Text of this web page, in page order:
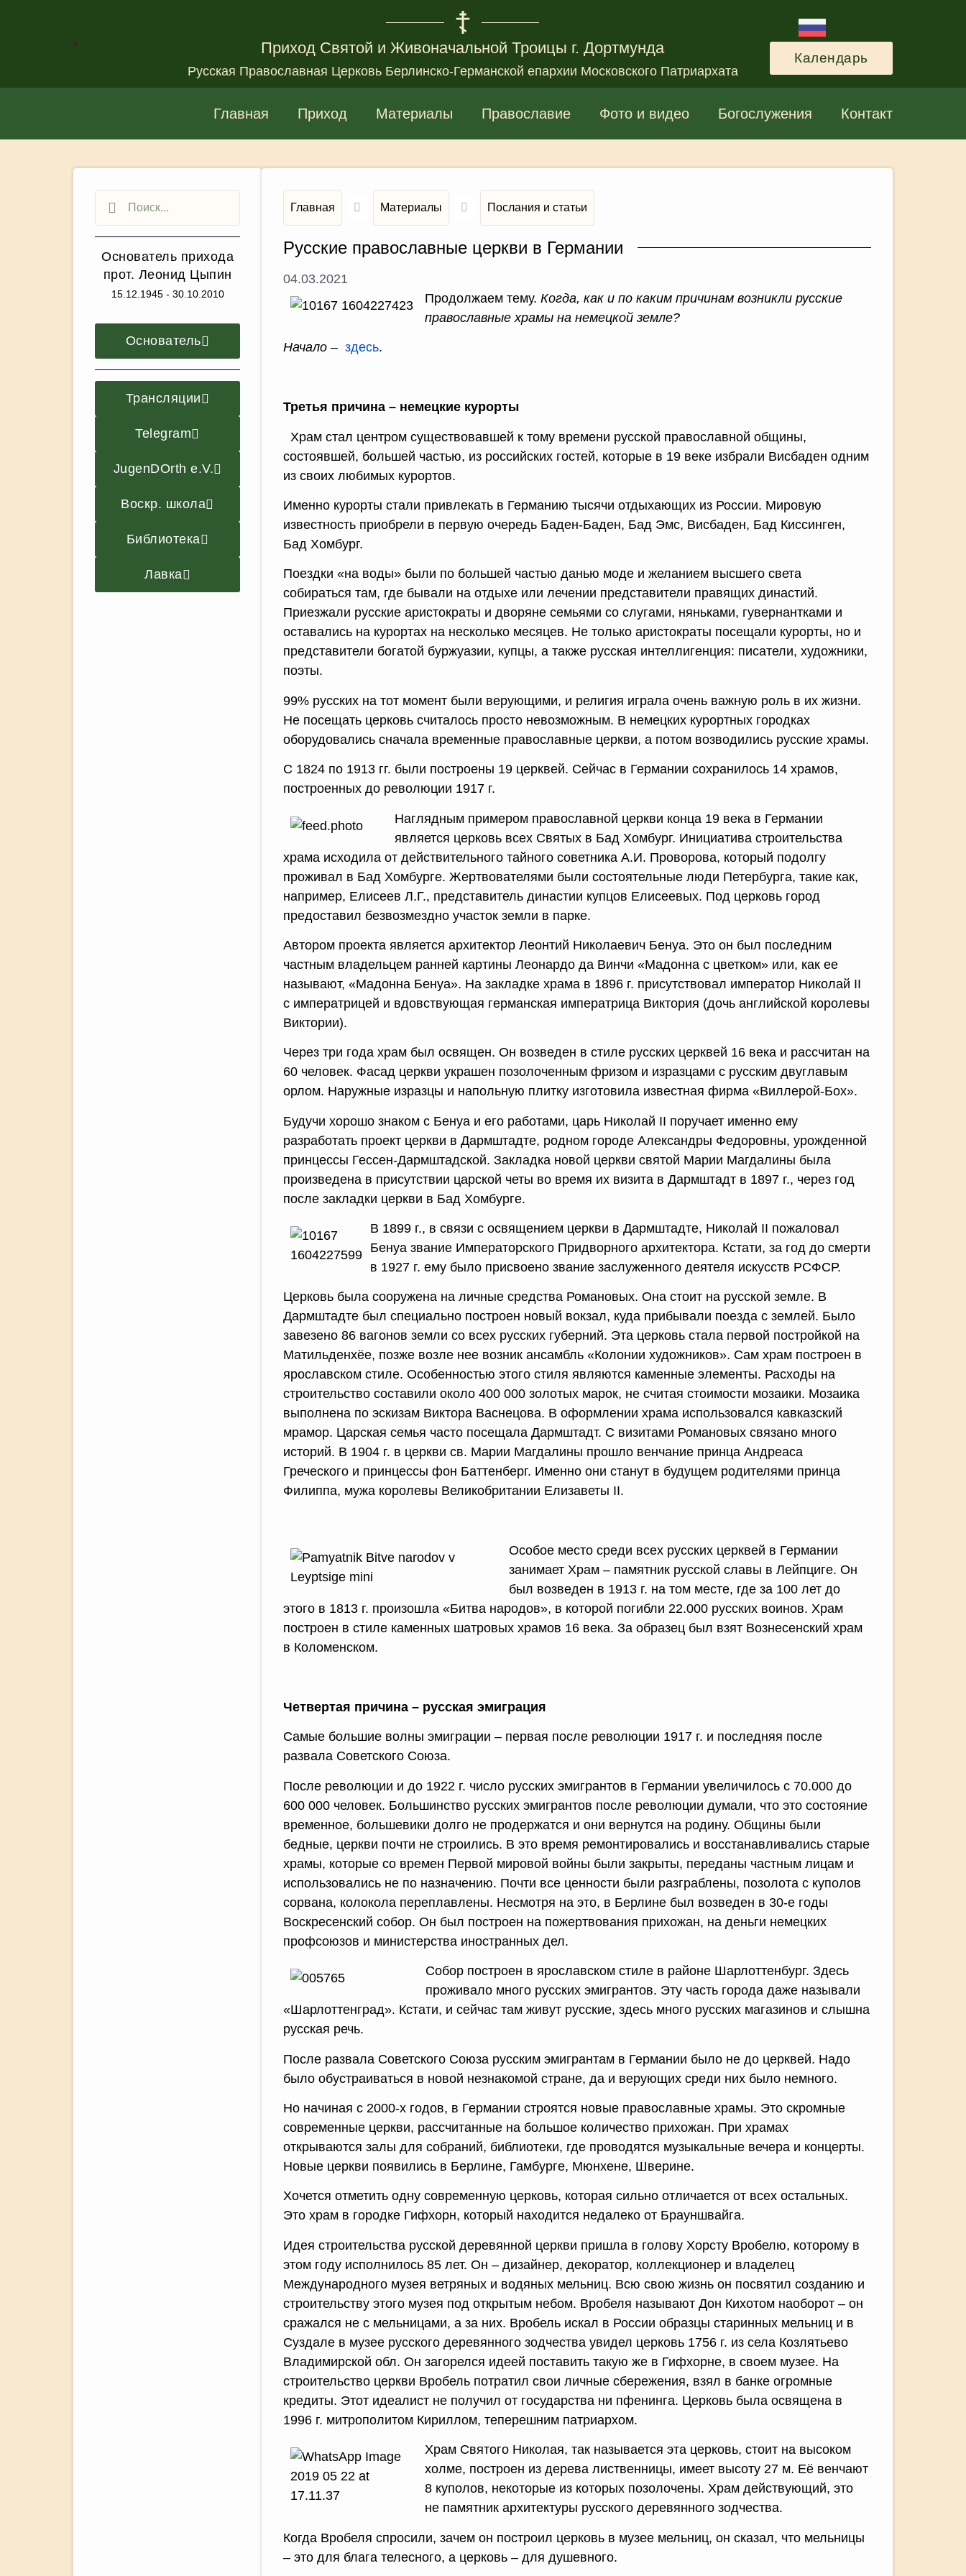
Приход Святой и Живоначальной Троицы г. Дортмунда
Русская Православная Церковь Берлинско-Германской епархии Московского Патриархата
Календарь
Главная Приход Материалы Православие Фото и видео Богослужения Контакт
Основатель прихода
прот. Леонид Цыпин
15.12.1945 - 30.10.2010
Основатель
Трансляции
Telegram
JugenDOrth e.V.
Воскр. школа
Библиотека
Лавка
Главная Материалы Послания и статьи
Русские православные церкви в Германии
04.03.2021
Продолжаем тему.Когда, как и по каким причинам возникли русские
прaвославные храмы на немецкой земле?
Начало – здесь.
Третья причина – немецкие курорты
Храм стал центром существовавшей к тому времени русской православной общины,
состоявшей, большей частью, из российских гостей, которые в 19 веке избрали Висбаден одним
из своих любимых курортов.
Именно курорты стали привлекать в Германию тысячи отдыхающих из России. Мировую
известность приобрели в первую очередь Баден-Баден, Бад Эмс, Висбаден, Бад Киссинген,
Бад Хомбург.
Поездки «на воды» были по большей частью данью моде и желаниeм высшего света
собираться там, где бывали на отдыхе или лечении представители правящих династий.
Приезжали русские аристократы и дворяне семьями со слугами, няньками, гувернантками и
оставались на курортах на несколько месяцев. Не только аристократы посещали курорты, но и
представители богатой буржуазии, купцы, а также русская интеллигенция: писатели, художники,
поэты.
99% русских на тот момент были верующими, и религия играла очень важную роль в их жизни.
Не посещать церковь считалось просто невозможным. В немецких курортных городках
оборудовались сначала временные православные церкви, а потом возводились русские храмы.
С 1824 по 1913 гг. были построены 19 церквей. Сейчас в Германии сохранилось 14 храмов,
построенных до революции 1917 г.
Наглядным примером православной церкви конца 19 века в Германии
является церковь всех Святых в Бад Xомбург. Инициатива строительства
храма исходила от действительного тайного советника А.И. Проворова, который подолгу
проживал в Бад Xомбурге. Жертвователями были состоятельные люди Петербурга, такие как,
например, Елисеев Л.Г., представитель династии купцов Елисеевых. Под церковь город
предоставил безвозмездно участок земли в парке.
Автором проекта является архитектор Леонтий Николаевич Бенуа. Это он был последним
частным владельцем ранней картины Леонардо да Винчи «Мадонна с цветком» или, как ее
называют, «Мадонна Бенуа». На закладке храма в 1896 г. присутствовал император Николай II
с императрицей и вдовствующая германская императрица Виктория (дочь английской королевы
Виктории).
Через три года храм был освящен. Он возведен в стиле русских церквей 16 века и рассчитан на
60 человек. Фасад церкви украшен позолоченным фризом и изразцами с русским двуглавым
орлом. Наружные изразцы и напольную плитку изготовила известная фирма «Виллерой-Бох».
Будучи хорошо знаком с Бенуа и его работами, царь Николай II поручает именно ему
разработать проект церкви в Дармштадте, родном городе Александры Федоровны, урожденной
принцессы Гессен-Дармштадской. Закладка новой церкви святой Марии Магдалины была
произведена в присутствии царской четы во время их визита в Дармштадт в 1897 г., через год
после закладки церкви в Бад Хомбургe.
В 1899 г., в связи с освящением церкви в Дармштадте, Николай II пожаловал
Бенуа звание Императорского Придворного архитектора. Кстати, за год до смерти
в 1927 г. ему было присвоено звание заслуженного деятеля искусств РСФСР.
Церковь была сооружена на личные средства Романовых. Она стоит на русской земле. В
Дармштадте был специально построен новый вокзал, куда прибывали поезда с землей. Было
завезено 86 вагонов земли со всех русских губерний. Эта церковь стала первой постройкой на
Матильденхёе, позже возле нее возник ансамбль «Колонии художников». Сам храм построен в
ярославском стиле. Особенностью этого стиля являются каменные элементы. Расходы на
строительство составили около 400 000 золотых марок, не считая стоимости мозаики. Мозаика
выполнена по эскизам Виктора Васнецовa. В оформлении храма использовался кавказский
мрамор. Царская семья часто посещала Дармштадт. С визитами Романовых связано много
историй. В 1904 г. в церкви св. Марии Магдалины прошло венчание принца Андреаса
Греческого и принцессы фон Баттенберг. Именно они станут в будущем родителями принца
Филиппа, мужа королевы Великобритании Елизаветы II.
Особое место среди всех русских церквей в Германии
занимает Храм – памятник русской славы в Лейпциге. Он
был возведен в 1913 г. на том месте, где за 100 лет до
этого в 1813 г. произошла «Битва народов», в которой погибли 22.000 русских воинов. Храм
построен в стиле каменных шатровых храмов 16 века. За образец был взят Вознесенский храм
в Коломенском.
Четвертая причина – русская эмиграция
Самые большие волны эмиграции – первая после революции 1917 г. и последняя после
развала Советского Союза.
После революции и до 1922 г. число русских эмигрантов в Германии увеличилось с 70.000 до
600 000 человек. Большинство русских эмигрантов после революции думали, что это состояние
временное, большевики долго не продержатся и они вернутся на родину. Общины были
бедные, церкви почти не строились. В это время ремонтировались и восстанавливались старые
храмы, которые со времен Первой мировой войны были закрыты, переданы частным лицам и
использовались не по назначению. Почти все ценности были разграблены, позолота с куполов
сорвана, колокола переплавлены. Несмотря на это, в Берлине был возведен в 30-е годы
Воскресенский собор. Он был построен на пожертвования прихожан, на деньги немецких
профсоюзов и министерства иностранных дел.
Собор построен в ярославском стиле в районе Шарлоттенбург. Здесь
проживало много русских эмигрантов. Эту часть города даже называли
«Шарлоттенград». Кстати, и сейчас там живут русские, здесь много русских магазинов и слышна
русская речь.
После развала Советского Союза русским эмигрантам в Германии было не до церквей. Надо
было обустраиваться в новой незнакомой стране, да и верующих среди них было немного.
Но начиная с 2000-х годов, в Германии строятся новые православные храмы. Это скромные
современные церкви, рассчитанные на большое количество прихожан. При храмах
открываются залы для собраний, библиотеки, где проводятся музыкальные вечера и концерты.
Новые церкви появились в Берлине, Гамбурге, Мюнхене, Шверине.
Хочется отметить одну современную церковь, которая сильно отличается от всех остальных.
Это храм в городке Гифхорн, который находится недалеко от Брауншвайга.
Идея строительства русской деревянной церкви пришла в голову Хорсту Вробелю, которому в
этом году исполнилось 85 лет. Он – дизайнер, декоратор, коллекционер и владелец
Международного музея ветряных и водяных мельниц. Всю свою жизнь он посвятил созданию и
строительству этого музея под открытым небом. Вробеля называют Дон Кихотом наоборот – он
сражался не с мельницами, а за них. Вробель искал в России образцы старинных мельниц и в
Суздале в музее русского деревянного зодчества увидел церковь 1756 г. из села Козлятьево
Владимирской обл. Он загорелся идеей поставить такую же в Гифхорне, в своем музее. На
строительство церкви Вробель потратил свои личные сбережения, взял в банке огромные
кредиты. Этот идеалист не получил от государства ни пфенинга. Церковь была освящена в
1996 г. митрополитом Кириллом, теперешним патриархом.
Храм Святого Николая, так называется эта церковь, стоит на высоком
холме, построен из дерева лиственницы, имеет высоту 27 м. Её венчают
8 куполов, некоторые из которых позолочены. Храм действующий, это
не памятник архитектуры русского деревянного зодчества.
Когда Вробеля спросили, зачем он построил церковь в музее мельниц, он сказал, что мельницы
– это для блага телесного, а церковь – для душевного.